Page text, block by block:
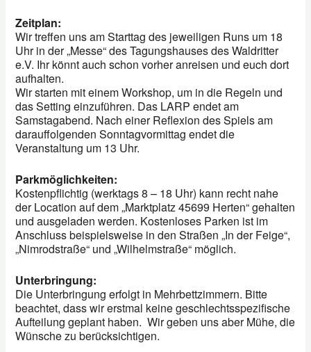
Zeitplan:
Wir treffen uns am Starttag des jeweiligen Runs um 18
Uhr in der „Messe“ des Tagungshauses des Waldritter
e.V. Ihr könnt auch schon vorher anreisen und euch dort
aufhalten.
Wir starten mit einem Workshop, um in die Regeln und
das Setting einzuführen. Das LARP endet am
Samstagabend. Nach einer Reflexion des Spiels am
darauffolgenden Sonntagvormittag endet die
Veranstaltung um 13 Uhr.
Parkmöglichkeiten:
Kostenpflichtig (werktags 8 – 18 Uhr) kann recht nahe
der Location auf dem „Marktplatz 45699 Herten“ gehalten
und ausgeladen werden. Kostenloses Parken ist im
Anschluss beispielsweise in den Straßen „In der Feige“,
„Nimrodstraße“ und „Wilhelmstraße“ möglich.
Unterbringung:
Die Unterbringung erfolgt in Mehrbettzimmern. Bitte
beachtet, dass wir erstmal keine geschlechtsspezifische
Aufteilung geplant haben. Wir geben uns aber Mühe, die
Wünsche zu berücksichtigen.